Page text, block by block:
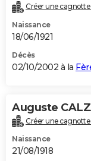
Créer une cagnotte
Naissance
18/06/1921
Décès
02/10/2002 à la
Auguste
Créer une cagnotte
Naissance
21/08/1918